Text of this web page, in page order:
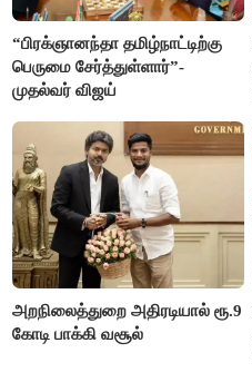
“பிரக்ஞானந்தா தமிழ்நாட்டிற்கு
பெருமை சேர்த்துள்ளார்”-
முதல்வர் விஜய்
அறநிலைத்துறை அதிரடியால் ரூ.9
கோடி பாக்கி வசூல்